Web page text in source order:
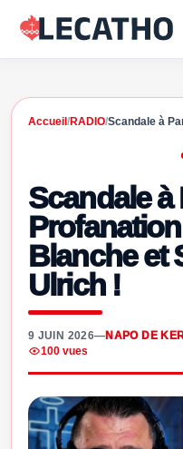
Accueil /RADIO/Scandale à
Scandale à
Blanche et
Ulrich !
9 JUIN 2026—NAPO DE
100 vues